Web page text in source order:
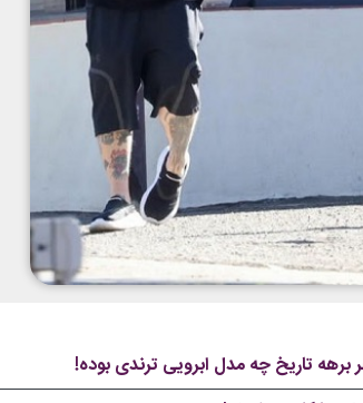
برهه تاریخ چه مدل ابرویی ترندی بوده!